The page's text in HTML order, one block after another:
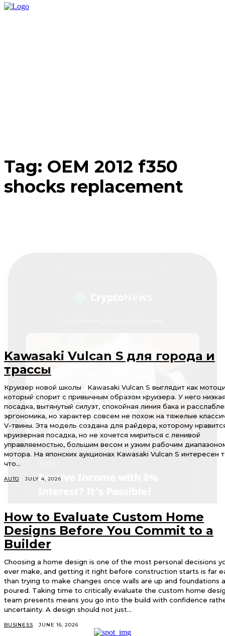
Tag: OEM 2012 f350
shocks replacement
Kawasaki Vulcan S для города и
трассы
Круизер новой школы Kawasaki Vulcan S выглядит как
который спорит с привычным образом круизера. У него
посадка, вытянутый силуэт, спокойная линия бака и
эргономика, но характер совсем не похож на тяжелые
V-твины. Эта модель создана для райдера, которому
круизерная посадка, но не хочется мириться с ленивой
управляемостью, большим весом и узким рабочим
мотора. На японских аукционах Kawasaki Vulcan S интересен
что...
AUTO JULY 4, 2026
How to Evaluate Custom Home
Designs Before You Commit to a
Builder
Choosing a home design is one of the most personal decisions
ever make, and getting it right before construction starts is far
than trying to make changes once walls are up and foundations
poured. Taking time to critically evaluate the custom home
team presents means you go into the build with confidence
uncertainty. A design should not just...
BUSINESS JUNE 16, 2026